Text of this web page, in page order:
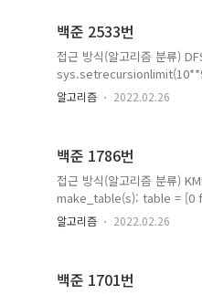
백준 2533번
접근 방식(알고리즘 분류)
visited = [True for _ in
Tree[v].append(u) #[1,0]으
알고리즘 2022.02.26
백준 1786번
접근 방식(알고리즘 분류)
make_table(s): table = [0
면서 후퇴 while j > 0 and
s[j] == s[i]: table[i] = j + 1
알고리즘 2022.02.26
백준 1701번